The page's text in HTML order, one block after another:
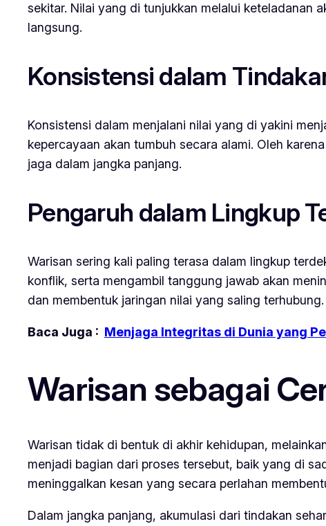
sekitar. Nilai yang di tunjukkan melalui keteladanan
langsung.
Konsistensi dalam
Konsistensi dalam menjalani nilai yang di yakini
kepercayaan akan tumbuh secara alami. Oleh
jaga dalam jangka panjang.
Pengaruh dalam Lingkup
Warisan sering kali paling terasa dalam lingkup
konflik, serta mengambil tanggung jawab akan
dan membentuk jaringan nilai yang saling terhubung.
Baca Juga : Menjaga Integritas di Dunia yang
Warisan sebagai
Warisan tidak di bentuk di akhir kehidupan,
menjadi bagian dari proses tersebut, baik yang di
meninggalkan kesan yang secara perlahan
Dalam jangka panjang, akumulasi dari tindakan